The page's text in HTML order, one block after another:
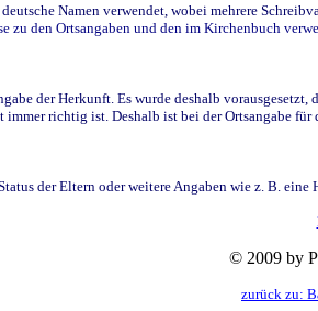
Namen verwendet, wobei mehrere
zu den Ortsangaben und den im Kirchenbuch
der Herkunft. Es wurde deshalb
richtig ist. Deshalb ist bei der Ortsangabe
der Eltern oder weitere Angaben wie z. B. eine
© 2009 by
zurück zu: